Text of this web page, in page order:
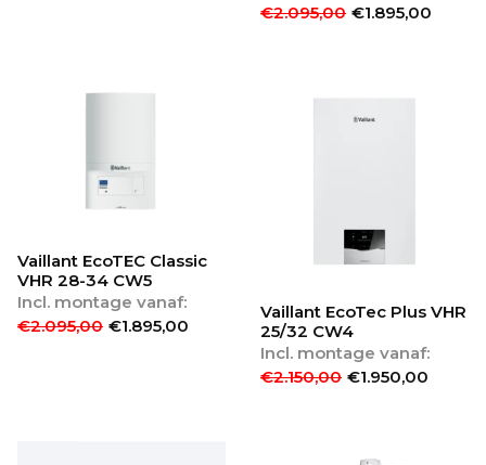
€2.095,00 €1.895,00
Vaillant EcoTEC Classic
VHR 28-34 CW5
Incl. montage vanaf:
€2.095,00 €1.895,00
Vaillant EcoTec Plus VHR
25/32 CW4
Incl. montage vanaf:
€2.150,00 €1.950,00